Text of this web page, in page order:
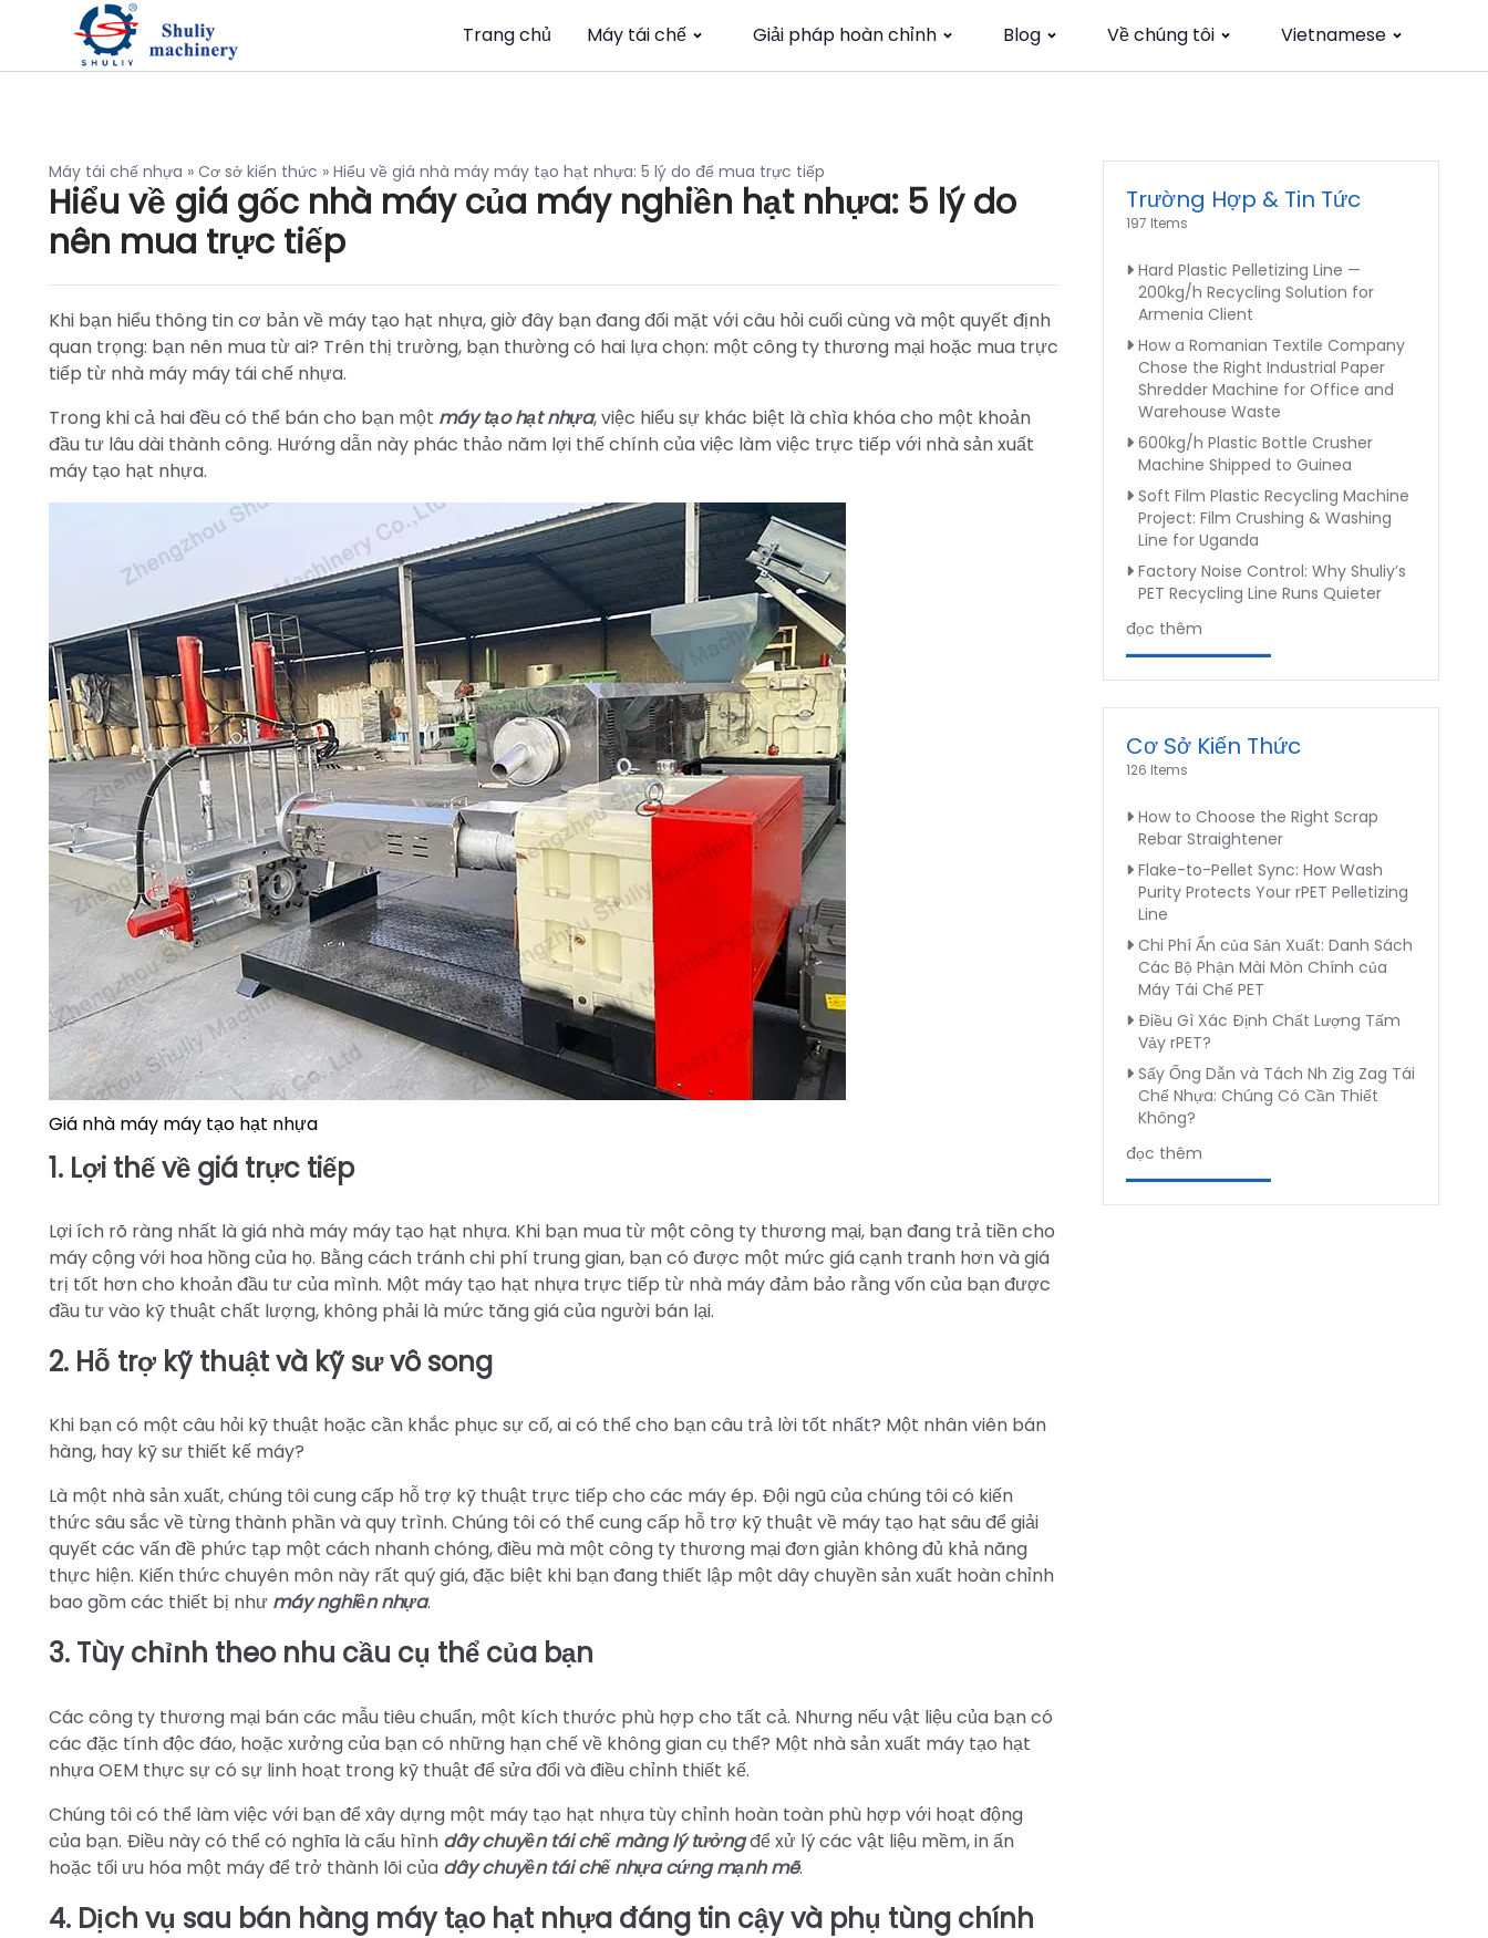
Trang chủ Máy tái chế Giải pháp hoàn chỉnh Blog Về chúng tôi Vietnamese
Máy tái chế nhựa » Cơ sở kiến thức » Hiểu về giá nhà máy máy tạo hạt nhựa: 5 lý do để mua trực tiếp
Hiểu về giá gốc nhà máy của máy nghiền hạt nhựa: 5 lý do
nên mua trực tiếp
Khi bạn hiểu thông tin cơ bản về máy tạo hạt nhựa, giờ đây bạn đang đối mặt với câu hỏi cuối cùng và một quyết định
quan trọng: bạn nên mua từ ai? Trên thị trường, bạn thường có hai lựa chọn: một công ty thương mại hoặc mua trực
tiếp từ nhà máy máy tái chế nhựa.
Trong khi cả hai đều có thể bán cho bạn một máy tạo hạt nhựa, việc hiểu sự khác biệt là chìa khóa cho một khoản
đầu tư lâu dài thành công. Hướng dẫn này phác thảo năm lợi thế chính của việc làm việc trực tiếp với nhà sản xuất
máy tạo hạt nhựa.
Giá nhà máy máy tạo hạt nhựa
1. Lợi thế về giá trực tiếp
Lợi ích rõ ràng nhất là giá nhà máy máy tạo hạt nhựa. Khi bạn mua từ một công ty thương mại, bạn đang trả tiền cho
máy cộng với hoa hồng của họ. Bằng cách tránh chi phí trung gian, bạn có được một mức giá cạnh tranh hơn và giá
trị tốt hơn cho khoản đầu tư của mình. Một máy tạo hạt nhựa trực tiếp từ nhà máy đảm bảo rằng vốn của bạn được
đầu tư vào kỹ thuật chất lượng, không phải là mức tăng giá của người bán lại.
2. Hỗ trợ kỹ thuật và kỹ sư vô song
Khi bạn có một câu hỏi kỹ thuật hoặc cần khắc phục sự cố, ai có thể cho bạn câu trả lời tốt nhất? Một nhân viên bán
hàng, hay kỹ sư thiết kế máy?
Là một nhà sản xuất, chúng tôi cung cấp hỗ trợ kỹ thuật trực tiếp cho các máy ép. Đội ngũ của chúng tôi có kiến
thức sâu sắc về từng thành phần và quy trình. Chúng tôi có thể cung cấp hỗ trợ kỹ thuật về máy tạo hạt sâu để giải
quyết các vấn đề phức tạp một cách nhanh chóng, điều mà một công ty thương mại đơn giản không đủ khả năng
thực hiện. Kiến thức chuyên môn này rất quý giá, đặc biệt khi bạn đang thiết lập một dây chuyền sản xuất hoàn chỉnh
bao gồm các thiết bị như máy nghiền nhựa.
3. Tùy chỉnh theo nhu cầu cụ thể của bạn
Các công ty thương mại bán các mẫu tiêu chuẩn, một kích thước phù hợp cho tất cả. Nhưng nếu vật liệu của bạn có
các đặc tính độc đáo, hoặc xưởng của bạn có những hạn chế về không gian cụ thể? Một nhà sản xuất máy tạo hạt
nhựa OEM thực sự có sự linh hoạt trong kỹ thuật để sửa đổi và điều chỉnh thiết kế.
Chúng tôi có thể làm việc với bạn để xây dựng một máy tạo hạt nhựa tùy chỉnh hoàn toàn phù hợp với hoạt động
của bạn. Điều này có thể có nghĩa là cấu hình dây chuyền tái chế màng lý tưởngđể xử lý các vật liệu mềm, in ấn
hoặc tối ưu hóa một máy để trở thành lõi của dây chuyền tái chế nhựa cứng mạnh mẽ.
4. Dịch vụ sau bán hàng máy tạo hạt nhựa đáng tin cậy và phụ tùng chính
Trường Hợp & Tin Tức
197 Items
Hard Plastic Pelletizing Line —
200kg/h Recycling Solution for
Armenia Client
How a Romanian Textile Company
Chose the Right Industrial Paper
Shredder Machine for Office and
Warehouse Waste
600kg/h Plastic Bottle Crusher
Machine Shipped to Guinea
Soft Film Plastic Recycling Machine
Project: Film Crushing & Washing
Line for Uganda
Factory Noise Control: Why Shuliy’s
PET Recycling Line Runs Quieter
đọc thêm
Cơ Sở Kiến Thức
126 Items
How to Choose the Right Scrap
Rebar Straightener
Flake-to-Pellet Sync: How Wash
Purity Protects Your rPET Pelletizing
Line
Chi Phí Ẩn của Sản Xuất: Danh Sách
Các Bộ Phận Mài Mòn Chính của
Máy Tái Chế PET
Điều Gì Xác Định Chất Lượng Tấm
Vảy rPET?
Sấy Ống Dẫn và Tách Nh Zig Zag Tái
Chế Nhựa: Chúng Có Cần Thiết
Không?
đọc thêm